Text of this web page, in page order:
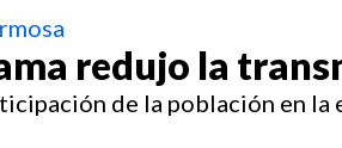
redujo la
de la población en